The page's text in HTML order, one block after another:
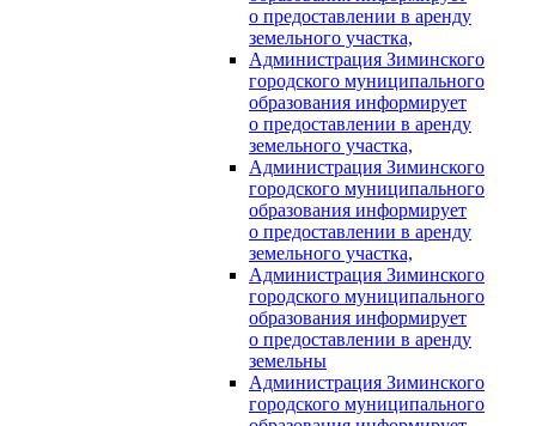
о предоставлении в аренду
земельного участка,
Администрация Зиминского
городского муниципального
образования информирует
о предоставлении в аренду
земельного участка,
Администрация Зиминского
городского муниципального
образования информирует
о предоставлении в аренду
земельного участка,
Администрация Зиминского
городского муниципального
образования информирует
о предоставлении в аренду
земельны
Администрация Зиминского
городского муниципального